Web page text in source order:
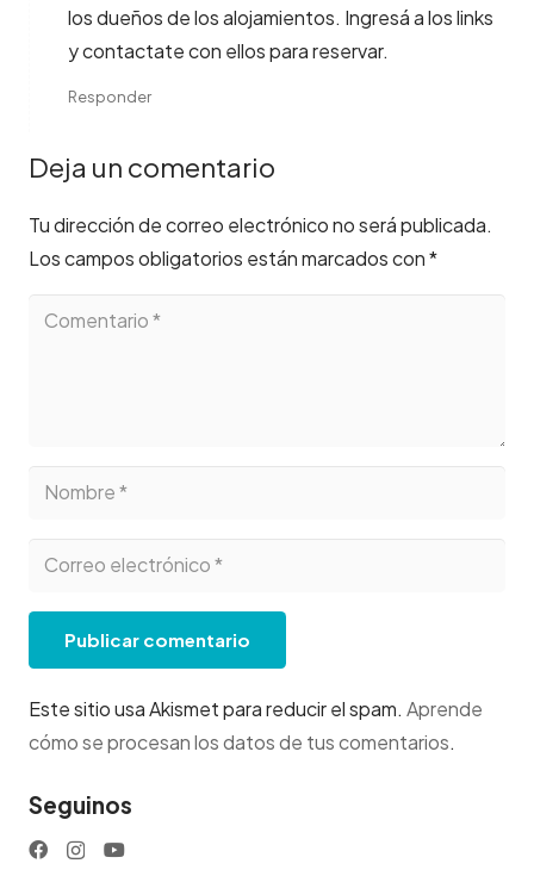
los dueños de los alojamientos. Ingresá a los links
y contactate con ellos para reservar.
Responder
Deja un comentario
Tu dirección de correo electrónico no será publicada.
Los campos obligatorios están marcados con*
Publicar comentario
Este sitio usa Akismet para reducir el spam. Aprende
cómo se procesan los datos de tus comentarios.
Seguinos